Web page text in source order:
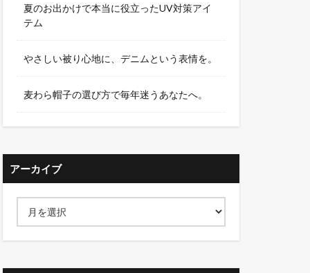
夏のお出かけで本当に役立ったUV対策アイ
テム
やさしい被り心地に、デニムという表情を。
麦わら帽子の選び方で毎年迷うあなたへ。
アーカイブ